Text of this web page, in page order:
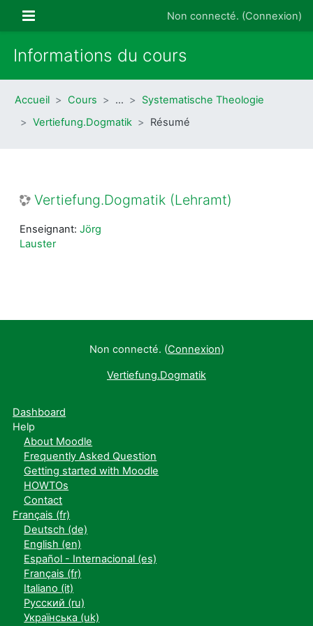
Panneau latéral Non connecté. (Connexion)
Informations du cours
Accueil Cours …
Systematische Theologie
Vertiefung.Dogmatik
Résumé
Vertiefung.Dogmatik (Lehramt)
Enseignant: Jörg
Lauster
Non connecté. (Connexion)
Vertiefung.Dogmatik
Dashboard
Help
About Moodle
Frequently Asked Question
Getting started with Moodle
HOWTOs
Contact
Français ‎(fr)‎
Deutsch ‎(de)‎
English ‎(en)‎
Español - Internacional ‎(es)‎
Français ‎(fr)‎
Italiano ‎(it)‎
Русский ‎(ru)‎
Українська ‎(uk)‎